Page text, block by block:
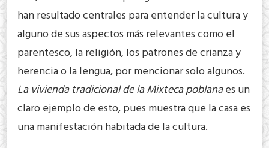
han resultado centrales para entender la cultura y
alguno de sus aspectos más relevantes como el
parentesco, la religión, los patrones de crianza y
herencia o la lengua, por mencionar solo algunos.
La vivienda tradicional de la Mixteca poblanaes un
claro ejemplo de esto, pues muestra que la casa es
una manifestación habitada de la cultura.